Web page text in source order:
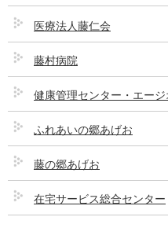
このページのコンテンツ
概要
基本
医療法人藤仁会
藤村病院
健康管理センター・エー
ふれあいの郷あげお
藤の郷あげお
在宅サービス総合センター